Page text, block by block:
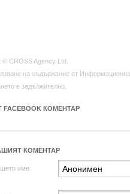
© CROSS Agency Ltd.
на съдържание от
е задължително.
КОМЕНТАР
КОМЕНТАР
име: